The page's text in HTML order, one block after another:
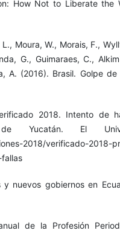
How Not to Liberate the
Moura, W., Morais, F.,
G., Guimaraes, C.,
A. (2016). Brasil. Golpe de
2018. Intento de
Yucatán. El
2018/verificado-2018-
y nuevos gobiernos en
de la Profesión